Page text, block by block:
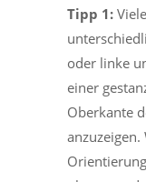
Tipp 1:
oder linke
einer
Oberkante